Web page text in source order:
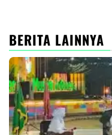
BERITA LAINNYA